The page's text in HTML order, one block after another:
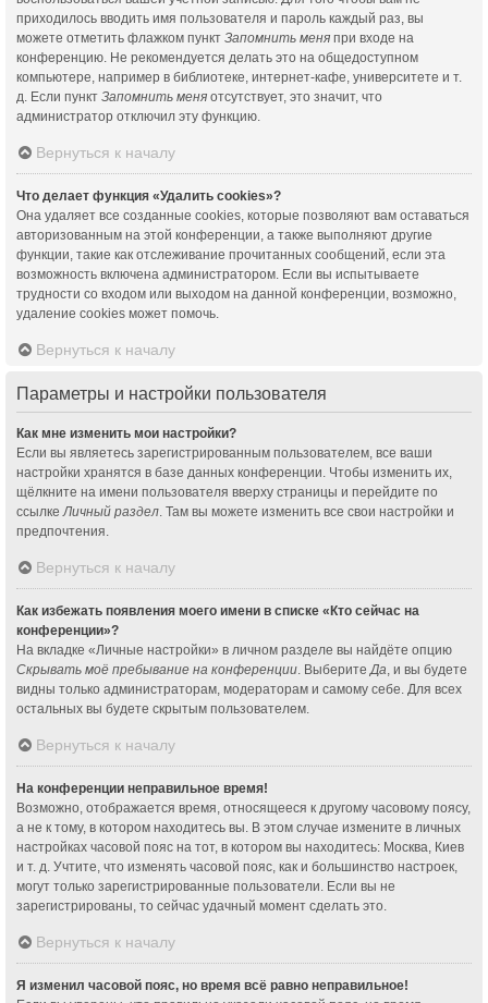
приходилось вводить имя пользователя и пароль каждый раз, вы
можете отметить флажком пункт Запомнить меня при входе на
конференцию. Не рекомендуется делать это на общедоступном
компьютере, например в библиотеке, интернет-кафе, университете и т.
д. Если пункт Запомнить меня отсутствует, это значит, что
администратор отключил эту функцию.
Вернуться к началу
Что делает функция «Удалить cookies»?
Она удаляет все созданные cookies, которые позволяют вам оставаться
авторизованным на этой конференции, а также выполняют другие
функции, такие как отслеживание прочитанных сообщений, если эта
возможность включена администратором. Если вы испытываете
трудности со входом или выходом на данной конференции, возможно,
удаление cookies может помочь.
Вернуться к началу
Параметры и настройки пользователя
Как мне изменить мои настройки?
Если вы являетесь зарегистрированным пользователем, все ваши
настройки хранятся в базе данных конференции. Чтобы изменить их,
щёлкните на имени пользователя вверху страницы и перейдите по
ссылкеЛичный раздел. Там вы можете изменить все свои настройки и
предпочтения.
Вернуться к началу
Как избежать появления моего имени в списке «Кто сейчас на
конференции»?
На вкладке «Личные настройки» в личном разделе вы найдёте опцию
Скрывать моё пребывание на конференции. ВыберитеДа, и вы будете
видны только администраторам, модераторам и самому себе. Для всех
остальных вы будете скрытым пользователем.
Вернуться к началу
На конференции неправильное время!
Возможно, отображается время, относящееся к другому часовому поясу,
а не к тому, в котором находитесь вы. В этом случае измените в личных
настройках часовой пояс на тот, в котором вы находитесь: Москва, Киев
и т. д. Учтите, что изменять часовой пояс, как и большинство настроек,
могут только зарегистрированные пользователи. Если вы не
зарегистрированы, то сейчас удачный момент сделать это.
Вернуться к началу
Я изменил часовой пояс, но время всё равно неправильное!